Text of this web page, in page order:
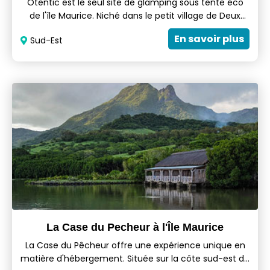
Otentic est le seul site de glamping sous tente éco
de l'île Maurice. Niché dans le petit village de Deux
Frères sur la côte est, l'un des endroits les moins
développés de l'île, il propose 12 tentes safari et deux
époustouflant. À Otentic Eco Tent, tout est mis en
œuvre pour préserver l'intimité et l'authenticité du
site : un nombre limité de clients, un accueil
chaleureux et personnalisé, ainsi que des gestes
écologiques qui font toute la différence.
Sud-Est En savoir plus
La Case du Pecheur à l'Île Maurice
La Case du Pêcheur offre une expérience unique en
matière d'hébergement. Située sur la côte sud-est de